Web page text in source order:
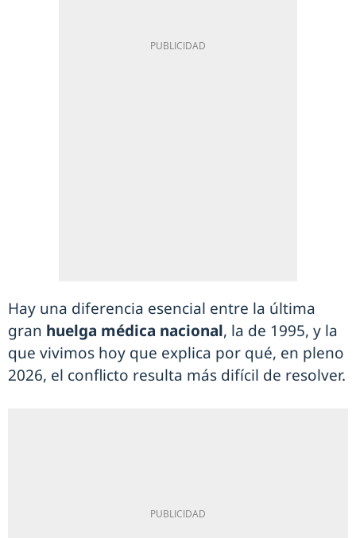
Hay una diferencia esencial entre la última
gran huelga médica nacional, la de 1995, y la
que vivimos hoy que explica por qué, en pleno
2026, el conflicto resulta más difícil de resolver.